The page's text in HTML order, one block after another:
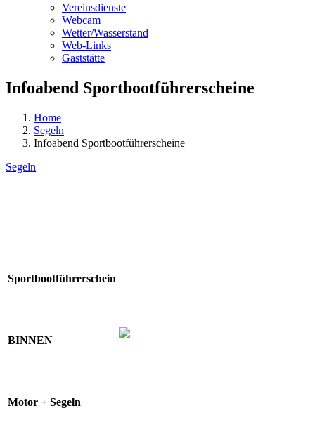
Vereinsdienste
Webcam
Wetter/Wasserstand
Web-Links
Gaststätte
Infoabend Sportbootführerscheine
Home
Segeln
Infoabend Sportbootführerscheine
Segeln
Sportbootführerschein
BINNEN
Motor + Segeln